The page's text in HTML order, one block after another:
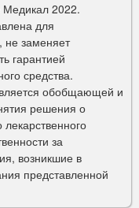
Медикал 2022.
для
не заменяет
гарантией
средства.
обобщающей и
решения о
за
возникшие в
представленной